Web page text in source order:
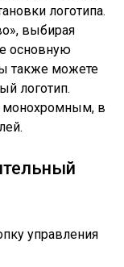
логотипа.
выбирая
основную
также можете
логотип.
монохромным, в
управления